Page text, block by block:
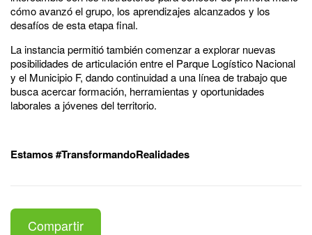
cómo avanzó el grupo, los aprendizajes alcanzados y los
desafíos de esta etapa final.
La instancia permitió también comenzar a explorar nuevas
posibilidades de articulación entre el Parque Logístico Nacional
y el Municipio F, dando continuidad a una línea de trabajo que
busca acercar formación, herramientas y oportunidades
laborales a jóvenes del territorio.
Estamos #TransformandoRealidades
Compartir